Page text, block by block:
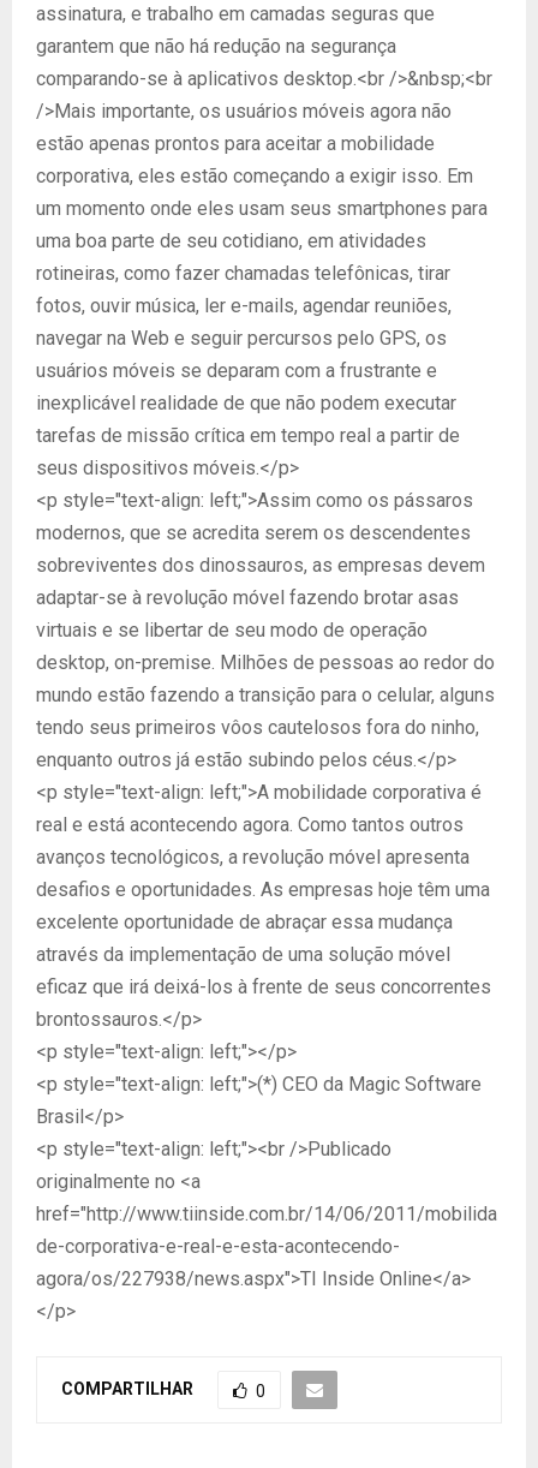
assinatura, e trabalho em camadas seguras que
garantem que não há redução na segurança
comparando-se à aplicativos desktop.<br />&nbsp;<br
/>Mais importante, os usuários móveis agora não
estão apenas prontos para aceitar a mobilidade
corporativa, eles estão começando a exigir isso. Em
um momento onde eles usam seus smartphones para
uma boa parte de seu cotidiano, em atividades
rotineiras, como fazer chamadas telefônicas, tirar
fotos, ouvir música, ler e-mails, agendar reuniões,
navegar na Web e seguir percursos pelo GPS, os
usuários móveis se deparam com a frustrante e
inexplicável realidade de que não podem executar
tarefas de missão crítica em tempo real a partir de
seus dispositivos móveis.</p>
<p style="text-align: left;">Assim como os pássaros
modernos, que se acredita serem os descendentes
sobreviventes dos dinossauros, as empresas devem
adaptar-se à revolução móvel fazendo brotar asas
virtuais e se libertar de seu modo de operação
desktop, on-premise. Milhões de pessoas ao redor do
mundo estão fazendo a transição para o celular, alguns
tendo seus primeiros vôos cautelosos fora do ninho,
enquanto outros já estão subindo pelos céus.</p>
<p style="text-align: left;">A mobilidade corporativa é
real e está acontecendo agora. Como tantos outros
avanços tecnológicos, a revolução móvel apresenta
desafios e oportunidades. As empresas hoje têm uma
excelente oportunidade de abraçar essa mudança
através da implementação de uma solução móvel
eficaz que irá deixá-los à frente de seus concorrentes
brontossauros.</p>
<p style="text-align: left;"></p>
<p style="text-align: left;">(*) CEO da Magic Software
Brasil</p>
<p style="text-align: left;"><br />Publicado
originalmente no <a
href="http://www.tiinside.com.br/14/06/2011/mobilida
de-corporativa-e-real-e-esta-acontecendo-
agora/os/227938/news.aspx">TI Inside Online</a>
</p>
COMPARTILHAR 0